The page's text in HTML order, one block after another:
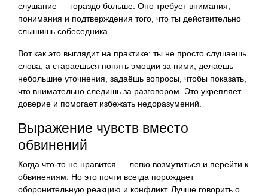
слушание — гораздо больше. Оно требует внимания,
понимания и подтверждения того, что ты действительно
слышишь собеседника.
Вот как это выглядит на практике: ты не просто слушаешь
слова, а стараешься понять эмоции за ними, делаешь
небольшие уточнения, задаёшь вопросы, чтобы показать,
что внимательно следишь за разговором. Это укрепляет
доверие и помогает избежать недоразумений.
Выражение чувств вместо
обвинений
Когда что-то не нравится — легко возмутиться и перейти к
обвинениям. Но это почти всегда порождает
оборонительную реакцию и конфликт. Лучше говорить о